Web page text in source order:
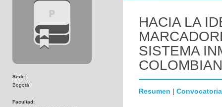
Sede:
Bogotá
Facultad:
HACIA LA
SISTEMA
Resumen | Convocatoria